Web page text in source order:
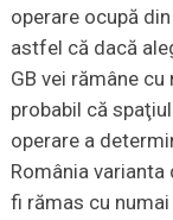
operare ocupă
astfel că dacă
GB vei rămâne
probabil că
operare a
România varianta
fi rămas cu